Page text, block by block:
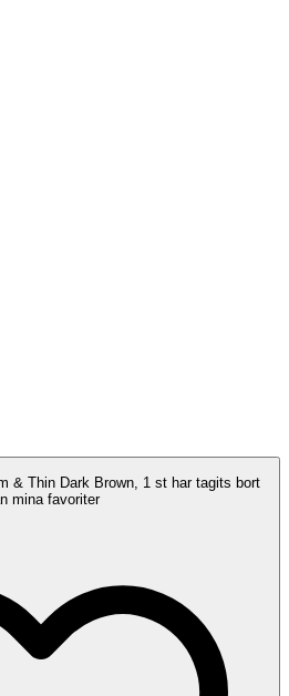
& Thin Dark Brown, 1 st har tagits bort
mina favoriter